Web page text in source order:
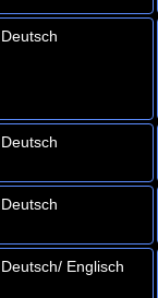
Deutsch
Deutsch
Deutsch
Deutsch/ Englisch